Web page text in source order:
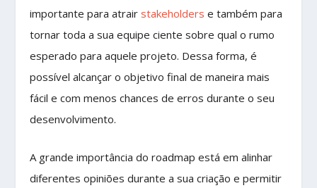
importante para atrairstakeholders e também para
tornar toda a sua equipe ciente sobre qual o rumo
esperado para aquele projeto. Dessa forma, é
possível alcançar o objetivo final de maneira mais
fácil e com menos chances de erros durante o seu
desenvolvimento.
A grande importância do roadmap está em alinhar
diferentes opiniões durante a sua criação e permitir